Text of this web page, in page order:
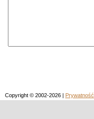
Copyright © 2002-2026 | Prywatność